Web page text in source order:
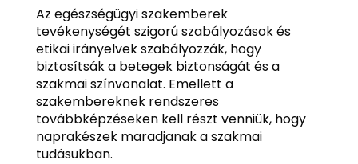
Az egészségügyi szakemberek
tevékenységét szigorú szabályozások és
etikai irányelvek szabályozzák, hogy
biztosítsák a betegek biztonságát és a
szakmai színvonalat. Emellett a
szakembereknek rendszeres
továbbképzéseken kell részt venniük, hogy
naprakészek maradjanak a szakmai
tudásukban.